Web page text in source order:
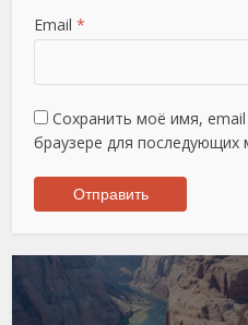
Email *
Сохранить моё имя,
браузере для последующих